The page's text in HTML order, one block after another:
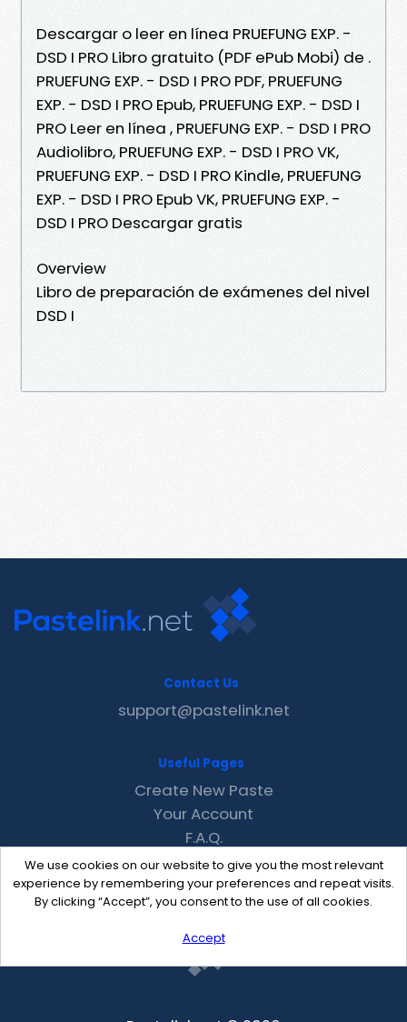
Descargar o leer en línea PRUEFUNG EXP. -
DSD I PRO Libro gratuito (PDF ePub Mobi) de .
PRUEFUNG EXP. - DSD I PRO PDF, PRUEFUNG
EXP. - DSD I PRO Epub, PRUEFUNG EXP. - DSD I
PRO Leer en línea , PRUEFUNG EXP. - DSD I PRO
Audiolibro, PRUEFUNG EXP. - DSD I PRO VK,
PRUEFUNG EXP. - DSD I PRO Kindle, PRUEFUNG
EXP. - DSD I PRO Epub VK, PRUEFUNG EXP. -
DSD I PRO Descargar gratis
Overview
Libro de preparación de exámenes del nivel
DSD I
We use cookies on our website to give you the most relevant
experience by remembering your preferences and repeat visits.
By clicking “Accept”, you consent to the use of all cookies.
Accept
Contact Us
support@pastelink.net
Useful Pages
Create New Paste
Your Account
F.A.Q.
Recent
Contact